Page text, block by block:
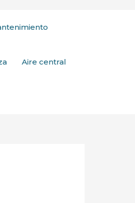
Aire central